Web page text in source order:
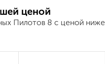
ценой
Пилотов 8 с ценой ниже